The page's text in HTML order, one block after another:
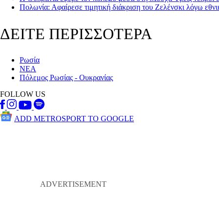
Πολωνία: Αφαίρεσε τιμητική διάκριση του Ζελένσκι λόγω
ΔΕΙΤΕ ΠΕΡΙΣΣΟΤΕΡΑ
Ρωσία
ΝΕΑ
Πόλεμος Ρωσίας - Ουκρανίας
FOLLOW US
ADD METROSPORT TO GOOGLE